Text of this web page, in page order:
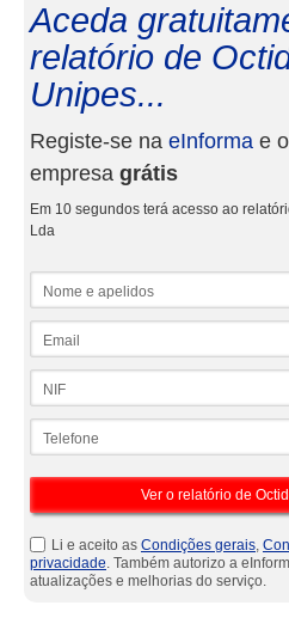
Aceda
relatório de
Unipes...
Registe-se na eInforma e
empresa grátis
Em 10 segundos terá acesso ao
Lda
Li e aceito as Condições gerais,
privacidade. Também autorizo a
atualizações e melhorias do serviço.